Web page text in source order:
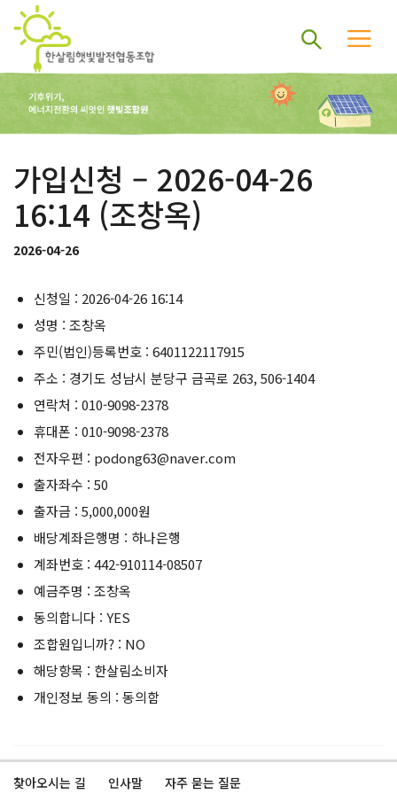
가입신청 – 2026-04-26
16:14 (조창옥)
2026-04-26
신청일 : 2026-04-26 16:14
성명 : 조창옥
주민(법인)등록번호 : 6401122117915
주소 : 경기도 성남시 분당구 금곡로 263, 506-1404
연락처 : 010-9098-2378
휴대폰 : 010-9098-2378
전자우편 : podong63@naver.com
출자좌수 : 50
출자금 : 5,000,000원
배당계좌은행명 : 하나은행
계좌번호 : 442-910114-08507
예금주명 : 조창옥
동의합니다 : YES
조합원입니까? : NO
해당항목 : 한살림소비자
개인정보 동의 : 동의함
찾아오시는 길 인사말 자주 묻는 질문